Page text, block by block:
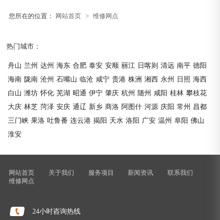
您所在的位置： 网站首页 > 维修网点
热门城市：
舟山 兰州 达州 海东 合肥 泰安 安顺 丽江 日喀则 清远 南平 德阳
海南 陇南 沧州 石嘴山 临沧 咸宁 贵港 株洲 湘西 永州 日照 海西
白山 潍坊 怀化 芜湖 昭通 伊宁 肇庆 杭州 随州 咸阳 桂林 攀枝花
大庆 林芝 菏泽 安庆 通辽 新乡 商洛 阿图什 河源 庆阳 常州 昌都
三门峡 果洛 吐鲁番 连云港 揭阳 天水 洛阳 广安 温州 阜阳 佛山
淮安
网站首页 关于我们 服务项目 新闻资讯
联系我们
维修网点
24小时咨询热线